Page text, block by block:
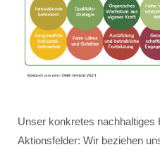
Unser konkretes nachhaltiges
Aktionsfelder: Wir beziehen